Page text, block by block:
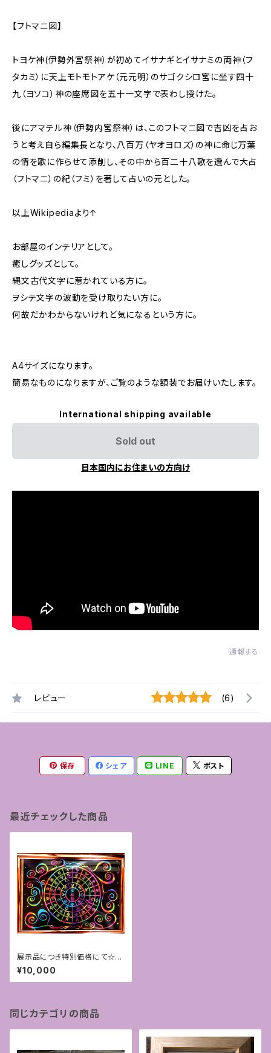
【フトマニ図】
トヨケ神(伊勢外宮祭神）が初めてイサナギとイサナミの両神（フ
タカミ）に天上モトモトアケ（元元明）のサゴクシロ宮に坐す四十
九（ヨソコ）神の座席図を五十一文字で表わし授けた。
後にアマテル神（伊勢内宮祭神）は、このフトマニ図で吉凶を占お
うと考え自ら編集長となり、八百万（ヤオヨロズ）の神に命じ万葉
の情を歌に作らせて添削し、その中から百二十八歌を選んで大占
（フトマニ）の紀（フミ）を著して占いの元とした。
以上Wikipediaより↑
お部屋のインテリアとして。
癒しグッズとして。
縄文古代文字に惹かれている方に。
ヲシテ文字の波動を受け取りたい方に。
何故だかわからないけれど気になるという方に。
A4サイズになります。
簡易なものになりますが、ご覧のような額装でお届けいたします。
International shipping available
Sold out
日本国内にお住まいの方向け
通報する
レビュー (6)
保存 シェア LINE ポスト
最近チェックした商品
展示品につき特別価格にて☆ス
クラッチアート＊フトマニ図A4サ
イズ
¥10,000
同じカテゴリの商品